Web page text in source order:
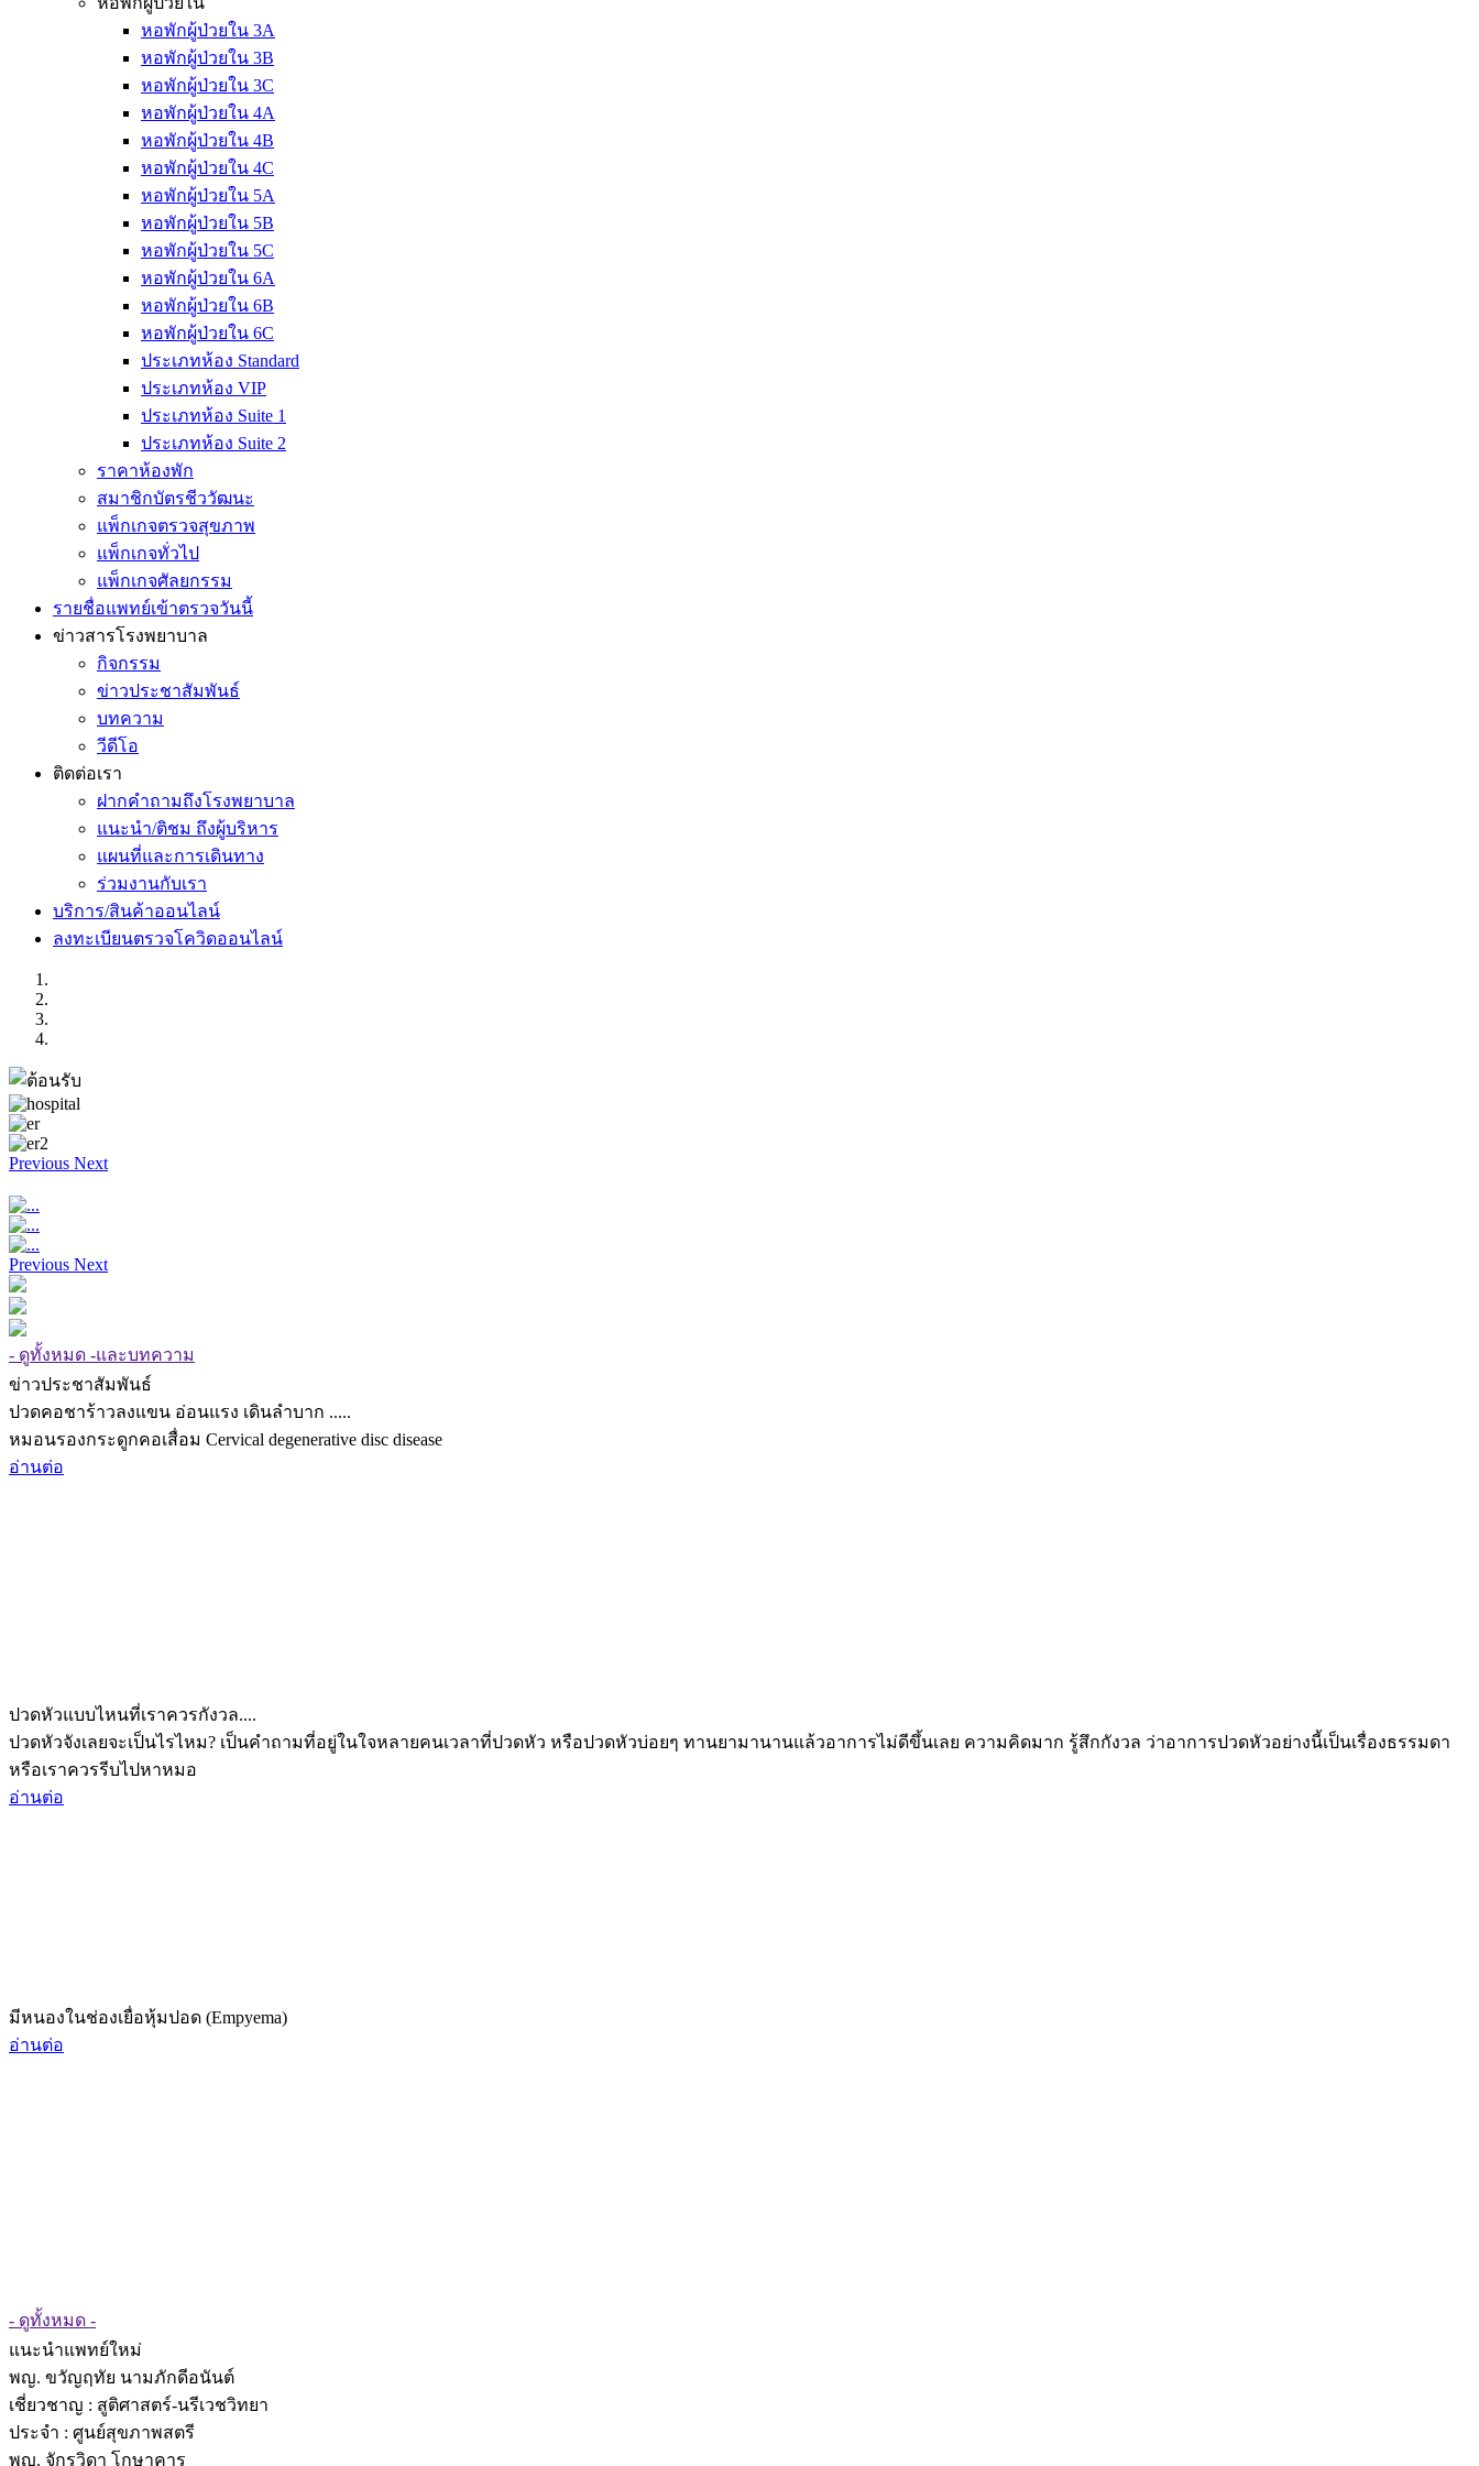
หอพักผู้ป่วยใน 3A
หอพักผู้ป่วยใน 3B
หอพักผู้ป่วยใน 3C
หอพักผู้ป่วยใน 4A
หอพักผู้ป่วยใน 4B
หอพักผู้ป่วยใน 4C
หอพักผู้ป่วยใน 5A
หอพักผู้ป่วยใน 5B
หอพักผู้ป่วยใน 5C
หอพักผู้ป่วยใน 6A
หอพักผู้ป่วยใน 6B
หอพักผู้ป่วยใน 6C
ประเภทห้อง Standard
ประเภทห้อง VIP
ประเภทห้อง Suite 1
ประเภทห้อง Suite 2
ราคาห้องพัก
สมาชิกบัตรชีววัฒนะ
แพ็กเกจตรวจสุขภาพ
แพ็กเกจทั่วไป
แพ็กเกจศัลยกรรม
รายชื่อแพทย์เข้าตรวจวันนี้
ข่าวสารโรงพยาบาล
กิจกรรม
ข่าวประชาสัมพันธ์
บทความ
วีดีโอ
ติดต่อเรา
ฝากคำถามถึงโรงพยาบาล
แนะนำ/ติชม ถึงผู้บริหาร
แผนที่และการเดินทาง
ร่วมงานกับเรา
บริการ/สินค้าออนไลน์
ลงทะเบียนตรวจโควิดออนไลน์
Previous Next
Previous Next
- ดูทั้งหมด -และบทความ
ข่าวประชาสัมพันธ์
ปวดคอชาร้าวลงแขน อ่อนแรง เดินลำบาก .....
หมอนรองกระดูกคอเสื่อม Cervical degenerative disc disease
อ่านต่อ
ปวดหัวแบบไหนที่เราควรกังวล....
ปวดหัวจังเลยจะเป็นไรไหม? เป็นคำถามที่อยู่ในใจหลายคนเวลาที่ปวดหัว หรือปวดหัวบ่อยๆ ทานยามานานแล้วอาการไม่ดีขึ้นเลย ความคิดมาก รู้สึกกังวล ว่าอาการปวดหัวอย่างนี้เป็นเรื่องธรรมดา
หรือเราควรรีบไปหาหมอ
อ่านต่อ
มีหนองในช่องเยื่อหุ้มปอด (Empyema)
อ่านต่อ
- ดูทั้งหมด -
แนะนำแพทย์ใหม่
พญ. ขวัญฤทัย นามภักดีอนันต์
เชี่ยวชาญ : สูติศาสตร์-นรีเวชวิทยา
ประจำ : ศูนย์สุขภาพสตรี
พญ. จักรวิดา โกษาคาร